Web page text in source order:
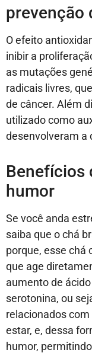
prevenção
O efeito
inibir a
as mutações
radicais livres,
de câncer. Além
utilizado como
desenvolveram a
Benefícios
humor
Se você anda
saiba que o chá
porque, esse chá
que age
aumento de
serotonina, ou
relacionados
estar, e, dessa
humor,